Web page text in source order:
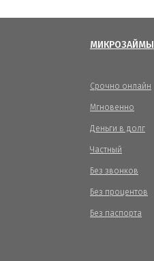
МИКРОЗАЙМЫ
Срочно онлайн
Мгновенно
Деньги в долг
Частный
Без звонков
Без процентов
Без паспорта